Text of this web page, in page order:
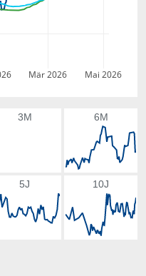
Mär 2026 Mai 2026
3M 6M
5J 10J